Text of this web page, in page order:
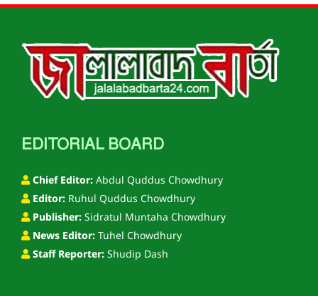
EDITORIAL BOARD
Chief Editor: Abdul Quddus Chowdhury
Editor: Ruhul Quddus Chowdhury
Publisher: Sidratul Muntaha Chowdhury
News Editor: Tuhel Chowdhury
Staff Reporter: Shudip Dash